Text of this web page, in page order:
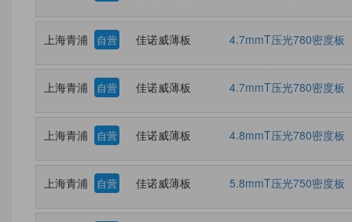
上海青浦 自营 佳诺威薄板 4.7mmT压光780密度板
上海青浦 自营 佳诺威薄板 4.7mmT压光780密度板
上海青浦 自营 佳诺威薄板 4.8mmT压光780密度板
上海青浦 自营 佳诺威薄板 5.8mmT压光750密度板